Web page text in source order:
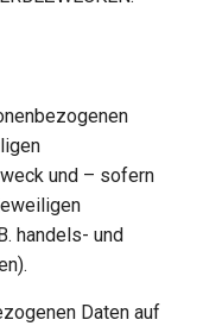
und – sofern
handels- und
Daten auf